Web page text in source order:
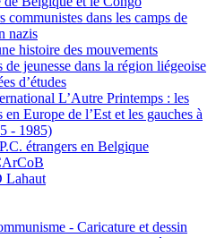
communistes dans les camps de
nazis
histoire des mouvements
de jeunesse dans la région liégeoise
d’études
L’Autre Printemps : les
en Europe de l’Est et les gauches à
- 1985)
étrangers en Belgique
Lahaut
- Caricature et dessin